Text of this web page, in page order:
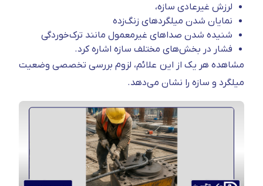
لرزش غیرعادی سازه،
نمایان شدن میلگردهای زنگ‌زده
شنیده شدن صداهای غیرمعمول مانند ترک‌خوردگی
فشار در بخش‌های مختلف سازه اشاره کرد.
مشاهده هر یک از این علائم، لزوم بررسی تخصصی وضعیت
میلگرد و سازه را نشان می‌دهد.